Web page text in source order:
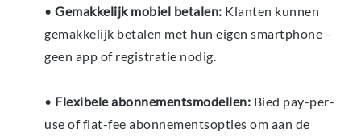
• Gemakkelijk mobiel betalen: Klanten kunnen
gemakkelijk betalen met hun eigen smartphone -
geen app of registratie nodig.
• Flexibele abonnementsmodellen: Bied pay-per-
use of flat-fee abonnementsopties om aan de